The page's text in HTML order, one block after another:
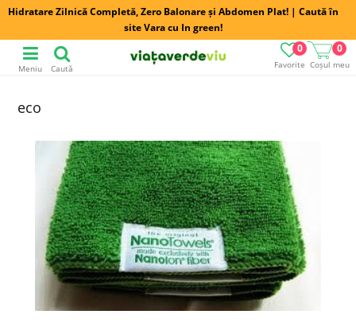
Hidratare Zilnică Completă, Zero Balonare și Abdomen Plat! | Caută în
site Vara cu In green!
Favorite
0
Coșul meu
0
Meniu Caută
eco